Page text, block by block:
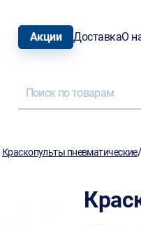
Акции ДоставкаО
Краскопульты пневматические/